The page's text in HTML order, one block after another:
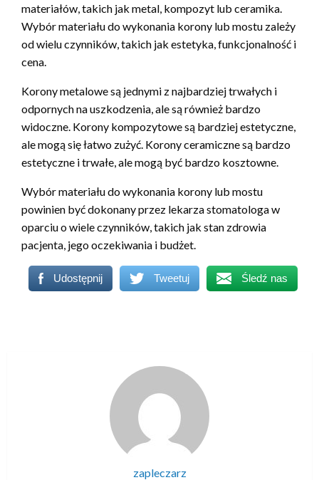
materiałów, takich jak metal, kompozyt lub ceramika.
Wybór materiału do wykonania korony lub mostu zależy
od wielu czynników, takich jak estetyka, funkcjonalność i
cena.
Korony metalowe są jednymi z najbardziej trwałych i
odpornych na uszkodzenia, ale są również bardzo
widoczne. Korony kompozytowe są bardziej estetyczne,
ale mogą się łatwo zużyć. Korony ceramiczne są bardzo
estetyczne i trwałe, ale mogą być bardzo kosztowne.
Wybór materiału do wykonania korony lub mostu
powinien być dokonany przez lekarza stomatologa w
oparciu o wiele czynników, takich jak stan zdrowia
pacjenta, jego oczekiwania i budżet.
Udostępnij Tweetuj Śledź nas
zapleczarz